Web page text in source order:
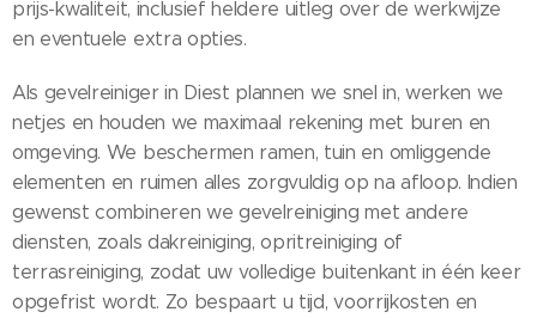
prijs-kwaliteit, inclusief heldere uitleg over de werkwijze
en eventuele extra opties.
Als gevelreiniger in Diest plannen we snel in, werken we
netjes en houden we maximaal rekening met buren en
omgeving. We beschermen ramen, tuin en omliggende
elementen en ruimen alles zorgvuldig op na afloop. Indien
gewenst combineren we gevelreiniging met andere
diensten, zoals dakreiniging, opritreiniging of
terrasreiniging, zodat uw volledige buitenkant in één keer
opgefrist wordt. Zo bespaart u tijd, voorrijkosten en